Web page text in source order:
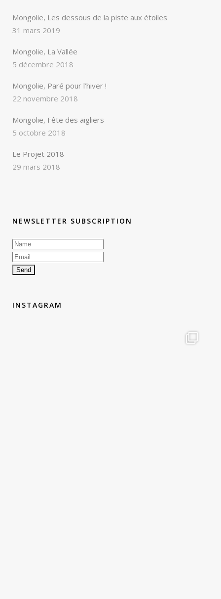
Mongolie, Les dessous de la piste aux étoiles
31 mars 2019
Mongolie, La Vallée
5 décembre 2018
Mongolie, Paré pour l’hiver !
22 novembre 2018
Mongolie, Fête des aigliers
5 octobre 2018
Le Projet 2018
29 mars 2018
NEWSLETTER SUBSCRIPTION
INSTAGRAM